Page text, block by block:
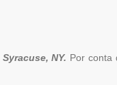
Syracuse, NY. Por conta